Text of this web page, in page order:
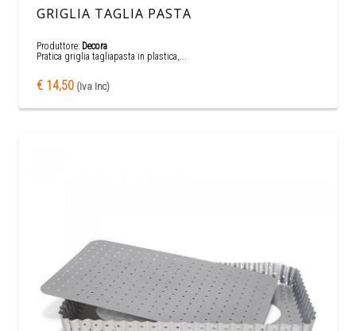
GRIGLIA TAGLIA PASTA
Produttore: Decora
Pratica griglia tagliapasta in plastica,...
€ 14,50 (Iva Inc)